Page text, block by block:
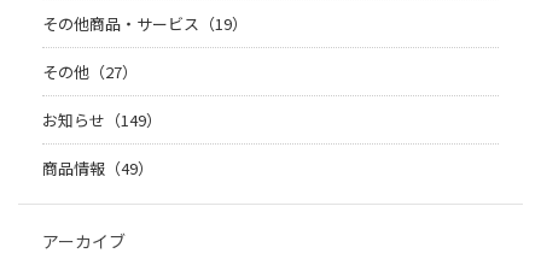
その他商品・サービス（19）
その他（27）
お知らせ（149）
商品情報（49）
アーカイブ